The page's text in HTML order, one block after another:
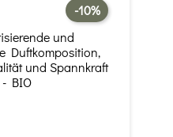
-10%
und
Duftkomposition,
und Spannkraft
- BIO